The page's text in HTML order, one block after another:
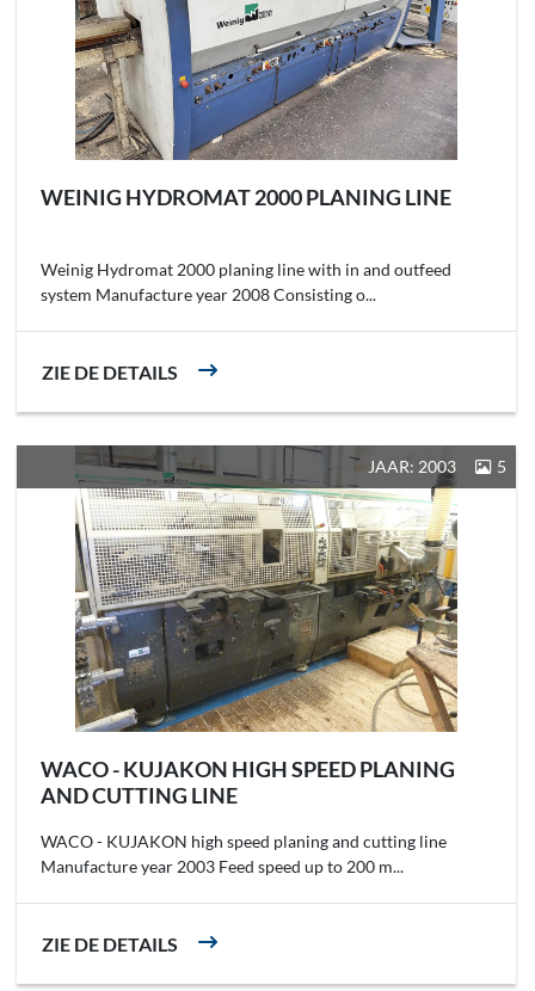
WEINIG HYDROMAT 2000 PLANING LINE
Weinig Hydromat 2000 planing line with in and outfeed
system Manufacture year 2008 Consisting o...
ZIE DE DETAILS
JAAR: 2003 5
WACO - KUJAKON HIGH SPEED PLANING
AND CUTTING LINE
WACO - KUJAKON high speed planing and cutting line
Manufacture year 2003 Feed speed up to 200 m...
ZIE DE DETAILS